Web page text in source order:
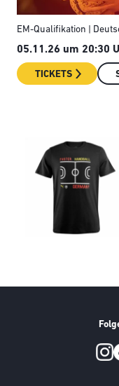
EM-Qualifikation |
05.11.26 um 20:30
TICKETS